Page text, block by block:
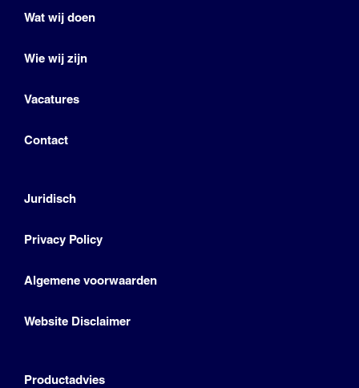
Wat wij doen
Wie wij zijn
Vacatures
Contact
Juridisch
Privacy Policy
Algemene voorwaarden
Website Disclaimer
Productadvies